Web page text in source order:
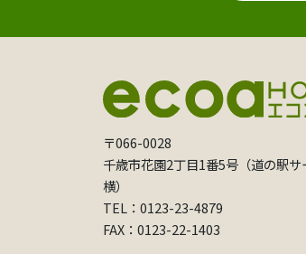
〒066-0028
千歳市花園2丁目1番5号（道の駅
横）
TEL：0123-23-4879
FAX：0123-22-1403